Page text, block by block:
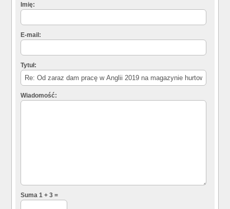
Imię:
E-mail:
Tytuł:
Wiadomość:
Suma 1 + 3 =